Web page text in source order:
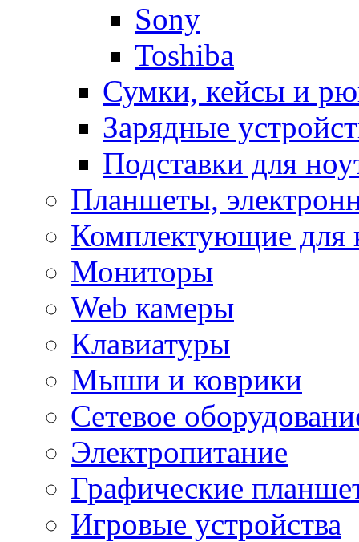
Sony
Toshiba
Сумки, кейсы и
Зарядные
Подставки для
Планшеты,
Комплектующие для
Мониторы
Web камеры
Клавиатуры
Мыши и коврики
Сетевое
Электропитание
Графические
Игровые устройства